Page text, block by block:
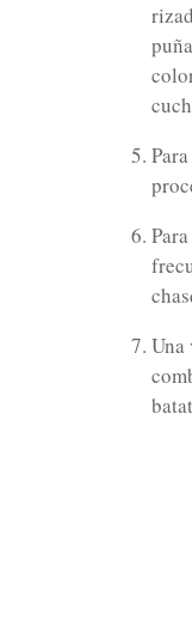
Una